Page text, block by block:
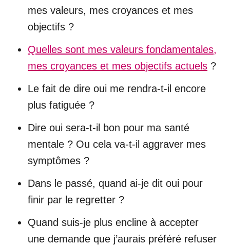
mes valeurs, mes croyances et mes
objectifs ?
Quelles sont mes valeurs fondamentales,
mes croyances et mes objectifs actuels ?
Le fait de dire oui me rendra-t-il encore
plus fatiguée ?
Dire oui sera-t-il bon pour ma santé
mentale ? Ou cela va-t-il aggraver mes
symptômes ?
Dans le passé, quand ai-je dit oui pour
finir par le regretter ?
Quand suis-je plus encline à accepter
une demande que j’aurais préféré refuser